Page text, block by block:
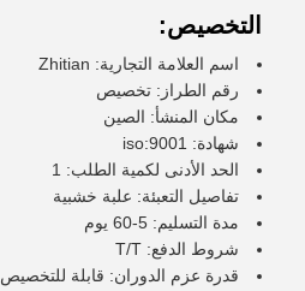
التخصيص:
اسم العلامة التجارية: Zhitian
رقم الطراز: تخصيص
مكان المنشأ: الصين
شهادة: iso:9001
الحد الأدنى لكمية الطلب: 1
تفاصيل التعبئة: علبة خشبية
مدة التسليم: 5-60 يوم
شروط الدفع: T/T
قدرة عزم الدوران: قابلة للتخصيص